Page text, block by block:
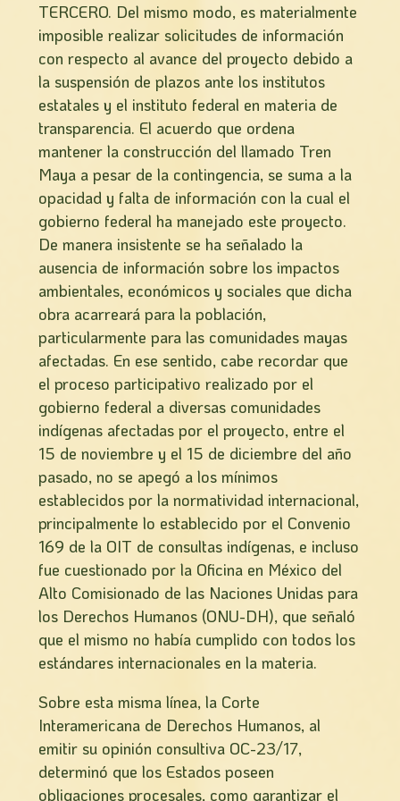
TERCERO. Del mismo modo, es materialmente
imposible realizar solicitudes de información
con respecto al avance del proyecto debido a
la suspensión de plazos ante los institutos
estatales y el instituto federal en materia de
transparencia. El acuerdo que ordena
mantener la construcción del llamado Tren
Maya a pesar de la contingencia, se suma a la
opacidad y falta de información con la cual el
gobierno federal ha manejado este proyecto.
De manera insistente se ha señalado la
ausencia de información sobre los impactos
ambientales, económicos y sociales que dicha
obra acarreará para la población,
particularmente para las comunidades mayas
afectadas. En ese sentido, cabe recordar que
el proceso participativo realizado por el
gobierno federal a diversas comunidades
indígenas afectadas por el proyecto, entre el
15 de noviembre y el 15 de diciembre del año
pasado, no se apegó a los mínimos
establecidos por la normatividad internacional,
principalmente lo establecido por el Convenio
169 de la OIT de consultas indígenas, e incluso
fue cuestionado por la Oficina en México del
Alto Comisionado de las Naciones Unidas para
los Derechos Humanos (ONU-DH), que señaló
que el mismo no había cumplido con todos los
estándares internacionales en la materia.
Sobre esta misma línea, la Corte
Interamericana de Derechos Humanos, al
emitir su opinión consultiva OC-23/17,
determinó que los Estados poseen
obligaciones procesales, como garantizar el